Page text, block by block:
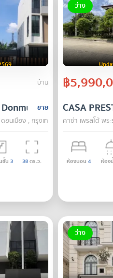
บ้าน
ขาย
นเมือง , กรุงเทพ
ชั้น 3 38ตร.ว.
ว่าง
฿
CASA
คาซ่า เพรสโต้ พร
ห้องนอน 4 ห้อง
ว่าง